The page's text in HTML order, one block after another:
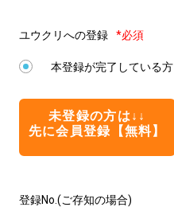
ユウクリへの登録 *必須
本登録が完了している方
未登録の方は↓↓
先に会員登録【無料】
登録No.(ご存知の場合)